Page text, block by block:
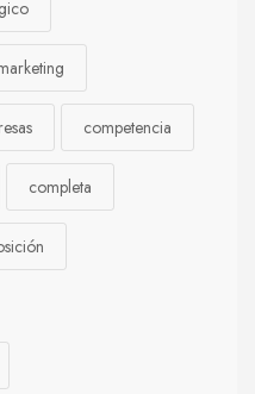
competencia
completa